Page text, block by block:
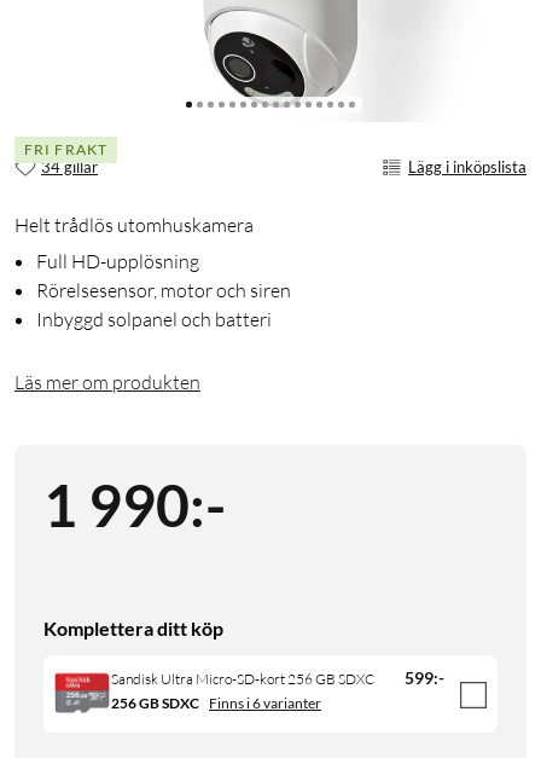
FRI FRAKT
34 gillar Lägg i inköpslista
Helt trådlös utomhuskamera
Full HD-upplösning
Rörelsesensor, motor och siren
Inbyggd solpanel och batteri
Läs mer om produkten
1 990:-
Komplettera ditt köp
Sandisk Ultra Micro-SD-kort 256 GB SDXC 599:-
256 GB SDXC Finns i 6 varianter